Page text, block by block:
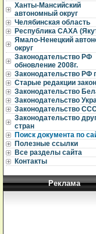
Ханты-Мансийский
автономный округ
Челябинская область
Республика САХА
Ямало-Ненецкий
округ
Законодательство РФ
обновление 2008г.
Законодательство РФ
Старые редакции
Законодательство
Законодательство
Законодательство
Законодательство
стран
Поиск документа по
Полезные ссылки
Все разделы сайта
Контакты
Реклама